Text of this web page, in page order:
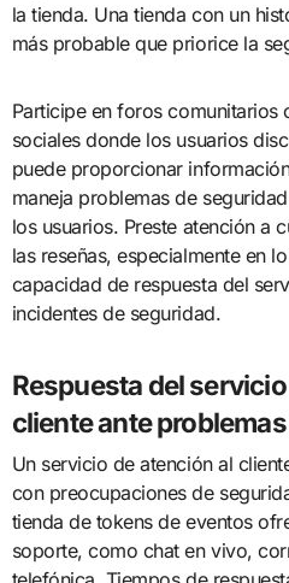
la tienda. Una tienda con un
más probable que priorice la
Participe en foros comunitarios
sociales donde los usuarios
puede proporcionar
maneja problemas de
los usuarios. Preste atención a
las reseñas, especialmente en
capacidad de respuesta del
incidentes de seguridad.
Respuesta del
cliente ante
Un servicio de atención al
con preocupaciones de
tienda de tokens de eventos
soporte, como chat en vivo,